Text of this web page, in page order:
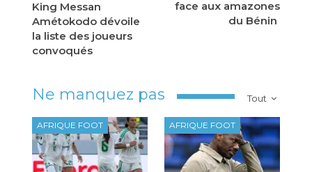
King Messan
Amétokodo dévoile
la liste des joueurs
convoqués
face aux amazones
du Bénin
Tout
Ne manquez pas
AFRIQUE FOOT AFRIQUE FOOT